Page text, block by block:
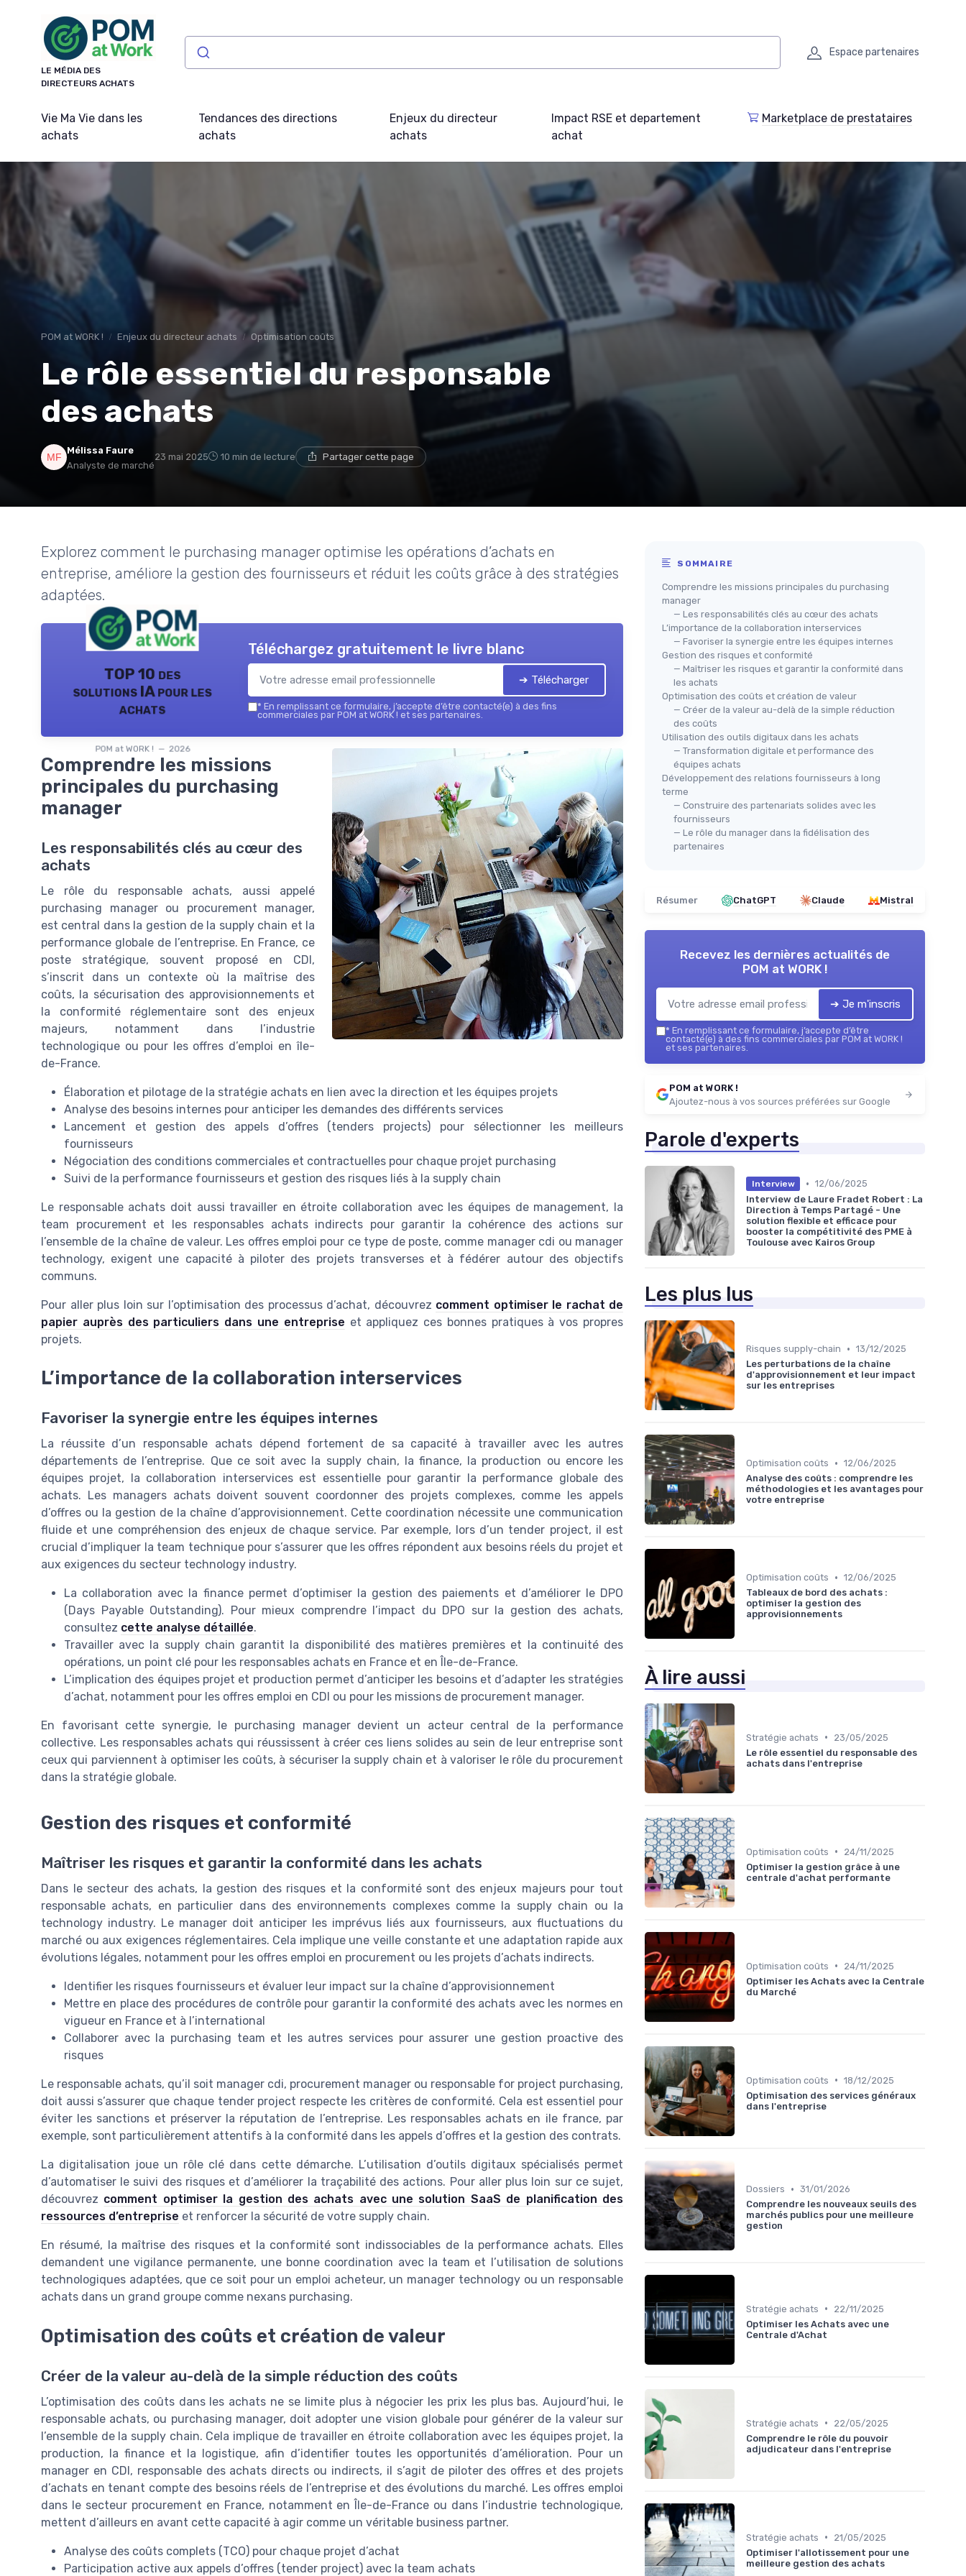
LE MÉDIA DES
DIRECTEURS ACHATS
Espace partenaires
Vie Ma Vie dans les
achats
Tendances des directions
achats
Enjeux du directeur
achats
Impact RSE et departement
achat
Marketplace de prestataires
POM at WORK ! Enjeux du directeur achats Optimisation coûts
Le rôle essentiel du responsable
des achats
Mélissa Faure
Analyste de marché
23 mai 2025 10 min de lecture Partager cette page
Explorez comment le purchasing manager optimise les opérations d’achats en
entreprise, améliore la gestion des fournisseurs et réduit les coûts grâce à des stratégies
adaptées.
TOP 10 des
solutions IA pour les
achats
POM at WORK ! — 2026
Téléchargez gratuitement le livre blanc
➔ Télécharger
* En remplissant ce formulaire, j’accepte d’être contacté(e) à des fins
commerciales par POM at WORK ! et ses partenaires.
Comprendre les missions
principales du purchasing
manager
Les responsabilités clés au cœur des
achats
Le rôle du responsable achats, aussi appelé
purchasing manager ou procurement manager,
est central dans la gestion de la supply chain et la
performance globale de l’entreprise. En France, ce
poste stratégique, souvent proposé en CDI,
s’inscrit dans un contexte où la maîtrise des
coûts, la sécurisation des approvisionnements et
la conformité réglementaire sont des enjeux
majeurs, notamment dans l’industrie
technologique ou pour les offres d’emploi en île-
de-France.
Élaboration et pilotage de la stratégie achats en lien avec la direction et les équipes projets
Analyse des besoins internes pour anticiper les demandes des différents services
Lancement et gestion des appels d’offres (tenders projects) pour sélectionner les meilleurs
fournisseurs
Négociation des conditions commerciales et contractuelles pour chaque projet purchasing
Suivi de la performance fournisseurs et gestion des risques liés à la supply chain
Le responsable achats doit aussi travailler en étroite collaboration avec les équipes de management, la
team procurement et les responsables achats indirects pour garantir la cohérence des actions sur
l’ensemble de la chaîne de valeur. Les offres emploi pour ce type de poste, comme manager cdi ou manager
technology, exigent une capacité à piloter des projets transverses et à fédérer autour des objectifs
communs.
Pour aller plus loin sur l’optimisation des processus d’achat, découvrez comment optimiser le rachat de
papier auprès des particuliers dans une entreprise et appliquez ces bonnes pratiques à vos propres
projets.
L’importance de la collaboration interservices
Favoriser la synergie entre les équipes internes
La réussite d’un responsable achats dépend fortement de sa capacité à travailler avec les autres
départements de l’entreprise. Que ce soit avec la supply chain, la finance, la production ou encore les
équipes projet, la collaboration interservices est essentielle pour garantir la performance globale des
achats. Les managers achats doivent souvent coordonner des projets complexes, comme les appels
d’offres ou la gestion de la chaîne d’approvisionnement. Cette coordination nécessite une communication
fluide et une compréhension des enjeux de chaque service. Par exemple, lors d’un tender project, il est
crucial d’impliquer la team technique pour s’assurer que les offres répondent aux besoins réels du projet et
aux exigences du secteur technology industry.
La collaboration avec la finance permet d’optimiser la gestion des paiements et d’améliorer le DPO
(Days Payable Outstanding). Pour mieux comprendre l’impact du DPO sur la gestion des achats,
consultez cette analyse détaillée.
Travailler avec la supply chain garantit la disponibilité des matières premières et la continuité des
opérations, un point clé pour les responsables achats en France et en Île-de-France.
L’implication des équipes projet et production permet d’anticiper les besoins et d’adapter les stratégies
d’achat, notamment pour les offres emploi en CDI ou pour les missions de procurement manager.
En favorisant cette synergie, le purchasing manager devient un acteur central de la performance
collective. Les responsables achats qui réussissent à créer ces liens solides au sein de leur entreprise sont
ceux qui parviennent à optimiser les coûts, à sécuriser la supply chain et à valoriser le rôle du procurement
dans la stratégie globale.
Gestion des risques et conformité
Maîtriser les risques et garantir la conformité dans les achats
Dans le secteur des achats, la gestion des risques et la conformité sont des enjeux majeurs pour tout
responsable achats, en particulier dans des environnements complexes comme la supply chain ou la
technology industry. Le manager doit anticiper les imprévus liés aux fournisseurs, aux fluctuations du
marché ou aux exigences réglementaires. Cela implique une veille constante et une adaptation rapide aux
évolutions légales, notamment pour les offres emploi en procurement ou les projets d’achats indirects.
Identifier les risques fournisseurs et évaluer leur impact sur la chaîne d’approvisionnement
Mettre en place des procédures de contrôle pour garantir la conformité des achats avec les normes en
vigueur en France et à l’international
Collaborer avec la purchasing team et les autres services pour assurer une gestion proactive des
risques
Le responsable achats, qu’il soit manager cdi, procurement manager ou responsable for project purchasing,
doit aussi s’assurer que chaque tender project respecte les critères de conformité. Cela est essentiel pour
éviter les sanctions et préserver la réputation de l’entreprise. Les responsables achats en ile france, par
exemple, sont particulièrement attentifs à la conformité dans les appels d’offres et la gestion des contrats.
La digitalisation joue un rôle clé dans cette démarche. L’utilisation d’outils digitaux spécialisés permet
d’automatiser le suivi des risques et d’améliorer la traçabilité des actions. Pour aller plus loin sur ce sujet,
découvrez comment optimiser la gestion des achats avec une solution SaaS de planification des
ressources d’entreprise et renforcer la sécurité de votre supply chain.
En résumé, la maîtrise des risques et la conformité sont indissociables de la performance achats. Elles
demandent une vigilance permanente, une bonne coordination avec la team et l’utilisation de solutions
technologiques adaptées, que ce soit pour un emploi acheteur, un manager technology ou un responsable
achats dans un grand groupe comme nexans purchasing.
Optimisation des coûts et création de valeur
Créer de la valeur au-delà de la simple réduction des coûts
L’optimisation des coûts dans les achats ne se limite plus à négocier les prix les plus bas. Aujourd’hui, le
responsable achats, ou purchasing manager, doit adopter une vision globale pour générer de la valeur sur
l’ensemble de la supply chain. Cela implique de travailler en étroite collaboration avec les équipes projet, la
production, la finance et la logistique, afin d’identifier toutes les opportunités d’amélioration. Pour un
manager en CDI, responsable des achats directs ou indirects, il s’agit de piloter des offres et des projets
d’achats en tenant compte des besoins réels de l’entreprise et des évolutions du marché. Les offres emploi
dans le secteur procurement en France, notamment en Île-de-France ou dans l’industrie technologique,
mettent d’ailleurs en avant cette capacité à agir comme un véritable business partner.
Analyse des coûts complets (TCO) pour chaque projet d’achat
Participation active aux appels d’offres (tender project) avec la team achats
SOMMAIRE
Comprendre les missions principales du purchasing
manager
— Les responsabilités clés au cœur des achats
L’importance de la collaboration interservices
— Favoriser la synergie entre les équipes internes
Gestion des risques et conformité
— Maîtriser les risques et garantir la conformité dans
les achats
Optimisation des coûts et création de valeur
— Créer de la valeur au-delà de la simple réduction
des coûts
Utilisation des outils digitaux dans les achats
— Transformation digitale et performance des
équipes achats
Développement des relations fournisseurs à long
terme
— Construire des partenariats solides avec les
fournisseurs
— Le rôle du manager dans la fidélisation des
partenaires
Résumer ChatGPT Claude Mistral
Recevez les dernières actualités de
POM at WORK !
➔ Je m'inscris
* En remplissant ce formulaire, j’accepte d’être
contacté(e) à des fins commerciales par POM at WORK !
et ses partenaires.
POM at WORK !
Ajoutez-nous à vos sources préférées sur Google
Parole d'experts
Interview • 12/06/2025
Interview de Laure Fradet Robert : La
Direction à Temps Partagé - Une
solution flexible et efficace pour
booster la compétitivité des PME à
Toulouse avec Kairos Group
Les plus lus
Risques supply-chain • 13/12/2025
Les perturbations de la chaîne
d'approvisionnement et leur impact
sur les entreprises
Optimisation coûts • 12/06/2025
Analyse des coûts : comprendre les
méthodologies et les avantages pour
votre entreprise
Optimisation coûts • 12/06/2025
Tableaux de bord des achats :
optimiser la gestion des
approvisionnements
À lire aussi
Stratégie achats •
23/05/2025
Le rôle essentiel du responsable des
achats dans l'entreprise
Optimisation coûts •
24/11/2025
Optimiser la gestion grâce à une
centrale d'achat performante
Optimisation coûts •
24/11/2025
Optimiser les Achats avec la Centrale
du Marché
Optimisation coûts • 18/12/2025
Optimisation des services généraux
dans l'entreprise
Dossiers • 31/01/2026
Comprendre les nouveaux seuils des
marchés publics pour une meilleure
gestion
Stratégie achats •
22/11/2025
Optimiser les Achats avec une
Centrale d'Achat
Stratégie achats •
22/05/2025
Comprendre le rôle du pouvoir
adjudicateur dans l'entreprise
Stratégie achats •
21/05/2025
Optimiser l'allotissement pour une
meilleure gestion des achats